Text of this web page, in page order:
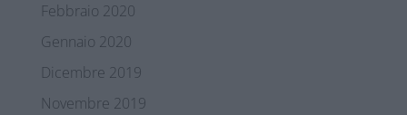
Febbraio 2020
Gennaio 2020
Dicembre 2019
Novembre 2019